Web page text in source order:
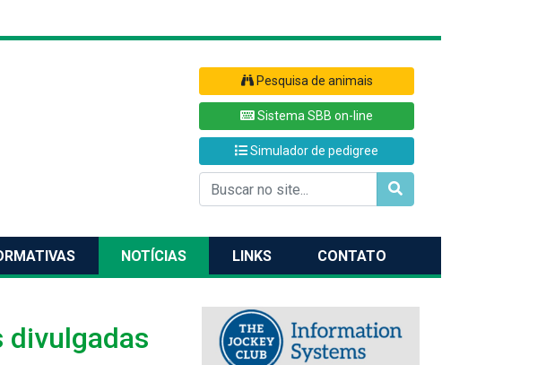
Pesquisa de animais
Sistema SBB on-line
Simulador de pedigree
NOTÍCIAS LINKS CONTATO
divulgadas